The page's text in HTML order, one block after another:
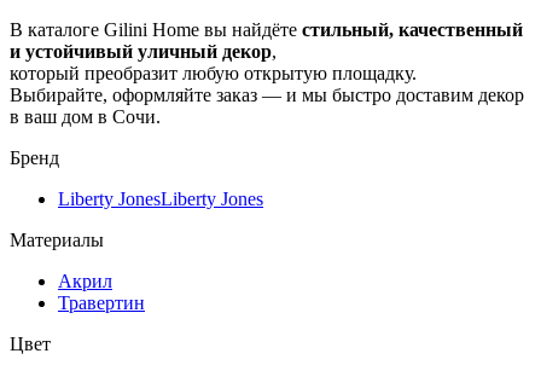
В каталоге Gilini Home вы найдёте стильный, качественный
и устойчивый уличный декор,
который преобразит любую открытую площадку.
Выбирайте, оформляйте заказ — и мы быстро доставим декор
в ваш дом в Сочи.
Бренд
Liberty JonesLiberty Jones
Материалы
Акрил
Травертин
Цвет